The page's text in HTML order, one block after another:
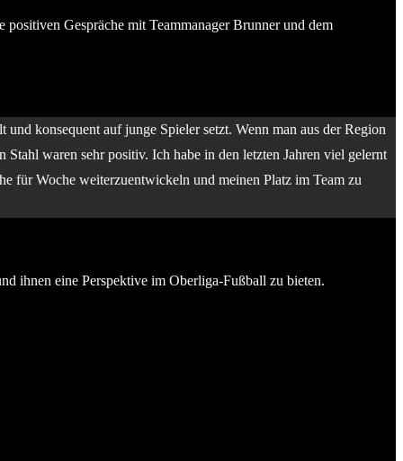
Gespräche mit Teammanager Brunner und dem
konsequent auf junge Spieler setzt. Wenn man aus der Region
waren sehr positiv. Ich habe in den letzten Jahren viel gelernt
für Woche weiterzuentwickeln und meinen Platz im Team zu
ihnen eine Perspektive im Oberliga-Fußball zu bieten.